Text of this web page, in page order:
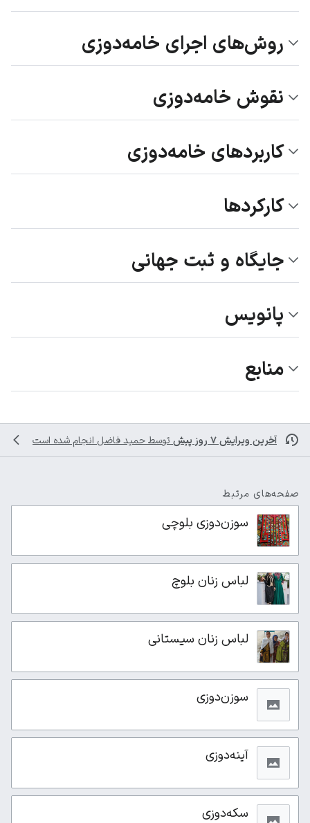
روش‌های اجرای خامه‌دوزی
نقوش خامه‌دوزی
کاربردهای خامه‌دوزی
کارکردها
جایگاه و ثبت جهانی
پانویس
منابع
آخرین ویرایش ۷ روز پیش توسط حمید فاضل انجام شده است
صفحه‌های مرتبط
سوزن‌دوزی بلوچی
لباس زنان بلوچ
لباس زنان سیستانی
سوزن‌دوزی
آینه‌دوزی
سکه‌دوزی